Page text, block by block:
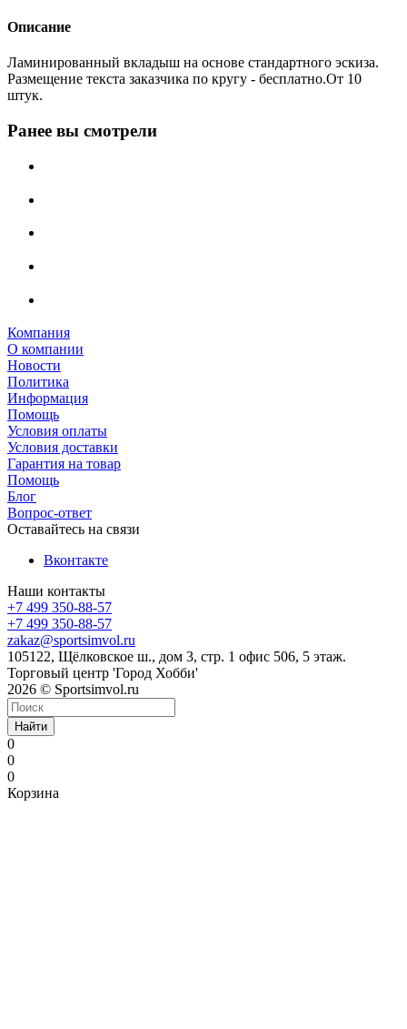
Описание
Ламинированный вкладыш на основе стандартного эскиза.
Размещение текста заказчика по кругу - бесплатно.От 10
штук.
Ранее вы смотрели
Компания
О компании
Новости
Политика
Информация
Помощь
Условия оплаты
Условия доставки
Гарантия на товар
Помощь
Блог
Вопрос-ответ
Оставайтесь на связи
Вконтакте
Наши контакты
+7 499 350-88-57
+7 499 350-88-57
zakaz@sportsimvol.ru
105122, Щёлковское ш., дом 3, стр. 1 офис 506, 5 этаж.
Торговый центр 'Город Хобби'
2026 © Sportsimvol.ru
Найти
0
0
0
Корзина